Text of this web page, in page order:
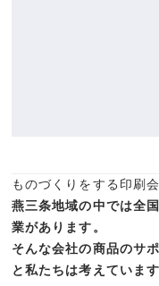
ものづくりをする印刷
燕三条地域の中では全
業があります。
そんな会社の商品のサ
と私たちは考えています